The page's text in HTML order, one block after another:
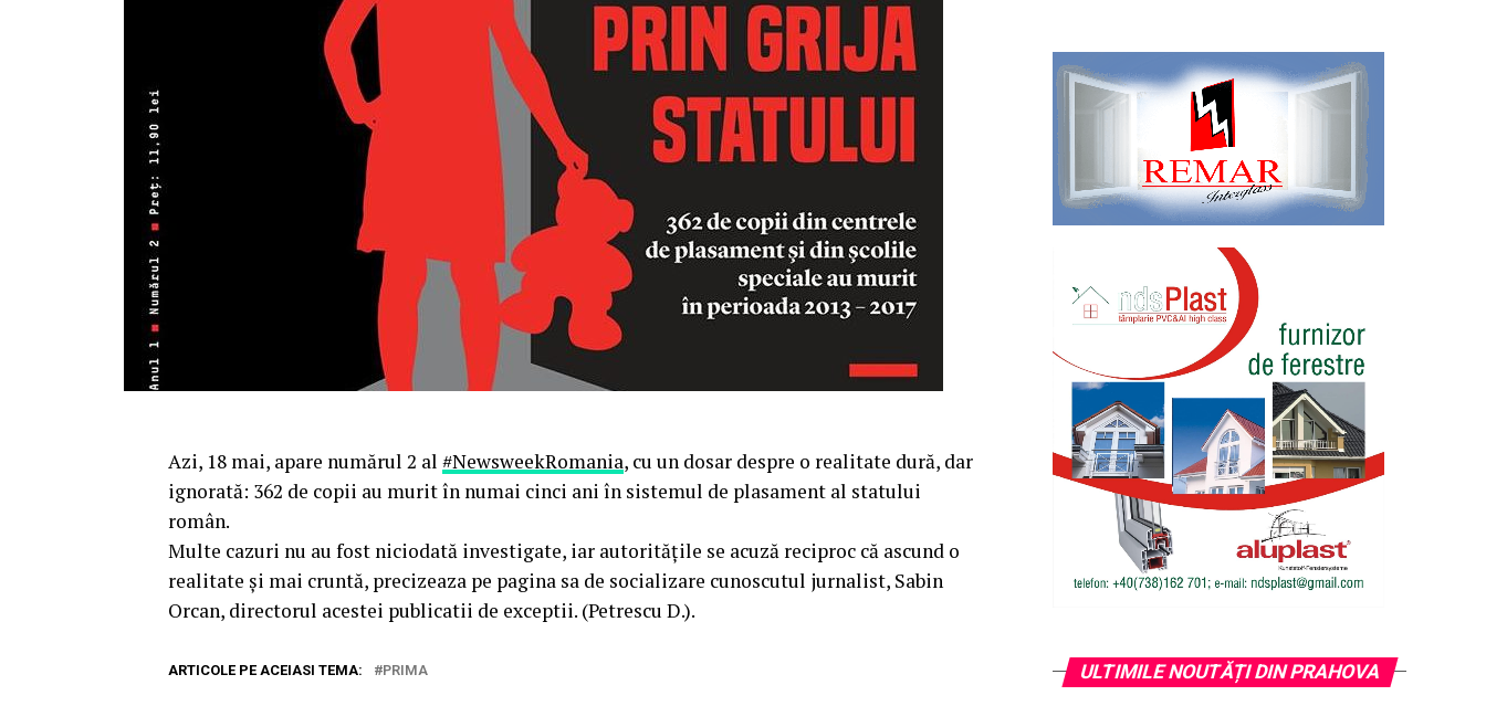
Azi, 18 mai, apare numărul 2 al #NewsweekRomania, cu un dosar despre o realitate dură, dar
ignorată: 362 de copii au murit în numai cinci ani în sistemul de plasament al statului
român.
Multe cazuri nu au fost niciodată investigate, iar autoritățile se acuză reciproc că ascund o
realitate și mai cruntă, precizeaza pe pagina sa de socializare cunoscutul jurnalist, Sabin
Orcan, directorul acestei publicatii de exceptii. (Petrescu D.).
ARTICOLE PE ACEIASI TEMA: PRIMA ULTIMILE NOUTĂȚI DIN PRAHOVA